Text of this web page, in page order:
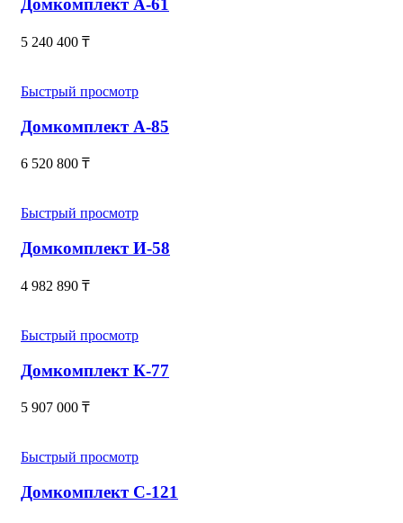
Домкомплект А-61
5 240 400 ₸
Быстрый просмотр
Домкомплект А-85
6 520 800 ₸
Быстрый просмотр
Домкомплект И-58
4 982 890 ₸
Быстрый просмотр
Домкомплект К-77
5 907 000 ₸
Быстрый просмотр
Домкомплект С-121